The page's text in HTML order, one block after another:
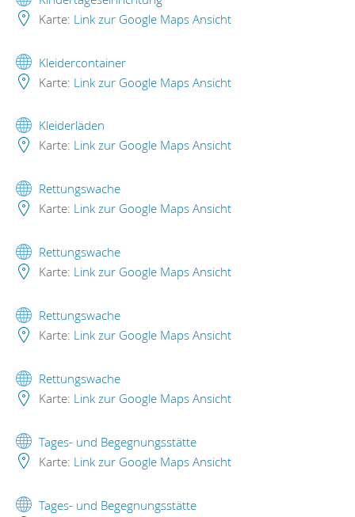
Karte: Link zur Google Maps Ansicht
Kleidercontainer
Karte: Link zur Google Maps Ansicht
Kleiderläden
Karte: Link zur Google Maps Ansicht
Rettungswache
Karte: Link zur Google Maps Ansicht
Rettungswache
Karte: Link zur Google Maps Ansicht
Rettungswache
Karte: Link zur Google Maps Ansicht
Rettungswache
Karte: Link zur Google Maps Ansicht
Tages- und Begegnungsstätte
Karte: Link zur Google Maps Ansicht
Tages- und Begegnungsstätte